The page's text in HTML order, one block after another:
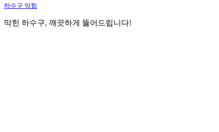
하수구 막힘
막힌 하수구, 깨끗하게 뚫어드립니다!